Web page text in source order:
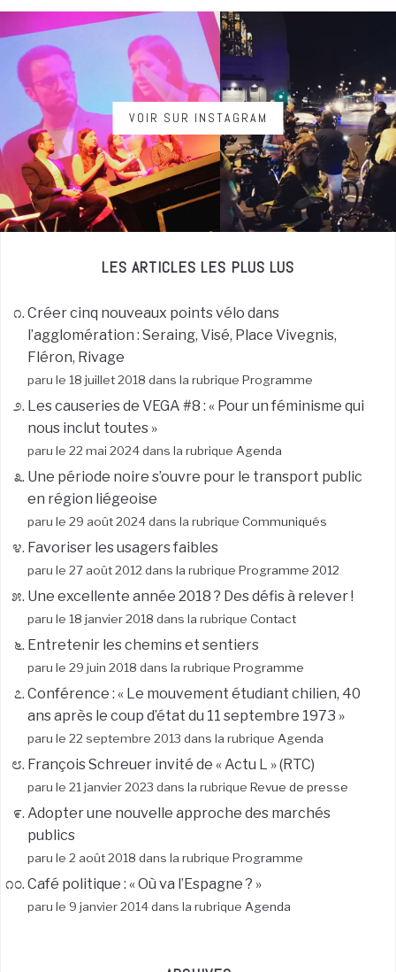
VOIR SUR INSTAGRAM
LES ARTICLES LES PLUS LUS
Créer cinq nouveaux points vélo dans
l’agglomération : Seraing, Visé, Place Vivegnis,
Fléron, Rivage
paru le 18 juillet 2018 dans la rubrique Programme
Les causeries de VEGA #8 : « Pour un féminisme qui
nous inclut toutes »
paru le 22 mai 2024 dans la rubrique Agenda
Une période noire s’ouvre pour le transport public
en région liégeoise
paru le 29 août 2024 dans la rubrique Communiqués
Favoriser les usagers faibles
paru le 27 août 2012 dans la rubrique Programme 2012
Une excellente année 2018 ? Des défis à relever !
paru le 18 janvier 2018 dans la rubrique Contact
Entretenir les chemins et sentiers
paru le 29 juin 2018 dans la rubrique Programme
Conférence : « Le mouvement étudiant chilien, 40
ans après le coup d’état du 11 septembre 1973 »
paru le 22 septembre 2013 dans la rubrique Agenda
François Schreuer invité de « Actu L » (RTC)
paru le 21 janvier 2023 dans la rubrique Revue de presse
Adopter une nouvelle approche des marchés
publics
paru le 2 août 2018 dans la rubrique Programme
Café politique : « Où va l’Espagne ? »
paru le 9 janvier 2014 dans la rubrique Agenda